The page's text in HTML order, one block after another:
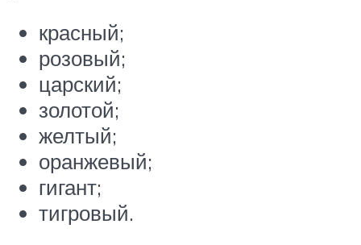
красный;
розовый;
царский;
золотой;
желтый;
оранжевый;
гигант;
тигровый.